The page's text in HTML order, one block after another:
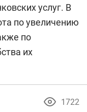
услуг. В
по увеличению
по
их
1722